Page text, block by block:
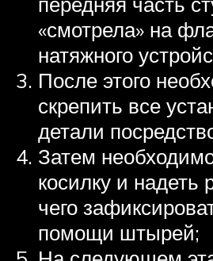
«смотрела» на
натяжного
После этого
скрепить все
детали
Затем
косилку и надеть
чего
помощи штырей;